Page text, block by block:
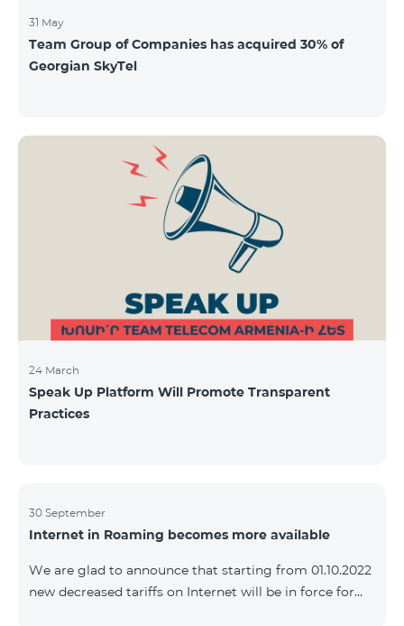
31 May
Team Group of Companies has acquired 30% of
Georgian SkyTel
24 March
Speak Up Platform Will Promote Transparent
Practices
30 September
Internet in Roaming becomes more available
We are glad to announce that starting from 01.10.2022
new decreased tariffs on Internet will be in force for